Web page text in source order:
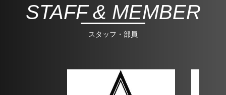
スタッフ・部員
STAFF & MEMBER